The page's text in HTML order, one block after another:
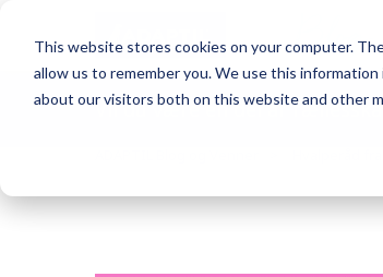
This website stores cookies on your computer.
allow us to remember you. We use this
about our visitors both on this website and other
Blog
Vil du være en del af